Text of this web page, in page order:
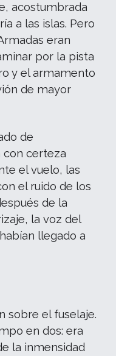
acostumbrada
a las islas. Pero
eran
por la pista
y el armamento
de mayor
de
con certeza
el vuelo, las
el ruido de los
de la
la voz del
llegado a
sobre el fuselaje.
en dos: era
la inmensidad